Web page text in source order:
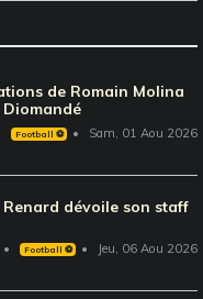
de Romain Molina
Diomandé
Football ⚽️ Sam, 01 Aou 2026
Renard dévoile son staff
Football ⚽️ Jeu, 06 Aou 2026